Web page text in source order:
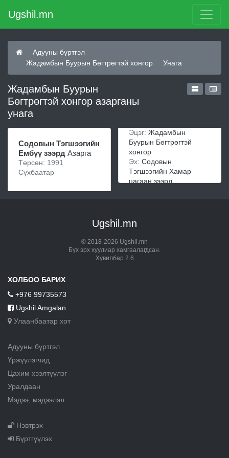
Ugshil.mn
Адууны бүртгэл
Жадамбын Буурын Бөгтрөгтэй хонгор
Унага
Жадамбын Буурын
Бөгтрөгтэй хонгор азарганы
унага
Содовын Тэгшээгийн
Ембүү зээрд Азарга
Төрсөн: 1991
Сүхбаатар
Эцэг: Жадамбын
Буурын Бөгтрөгтэй
хонгор
Эх: Содовын
Тэгшээгийн Хамар
цагаан зээрд
Ugshil.mn
© 2018-2026 Ugshil.mn
Бүх эрх хуулиар хамгаалагдсан.
Хувилбар 2.6
ХОЛБОО БАРИХ
+976 99735573
Ugshil Amgalan
Улаанбаатар хот
Адууны бүртгэл
Үржүүлэгчид
Цахим хээлтүүлэг
Уралдаан
Мэдээ, мэдээлэл
Нэвтрэх
Бүртгүүлэх